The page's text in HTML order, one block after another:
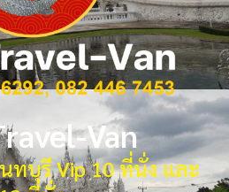
Van
ทบุรี Vip 10 ที่นั่ง และ